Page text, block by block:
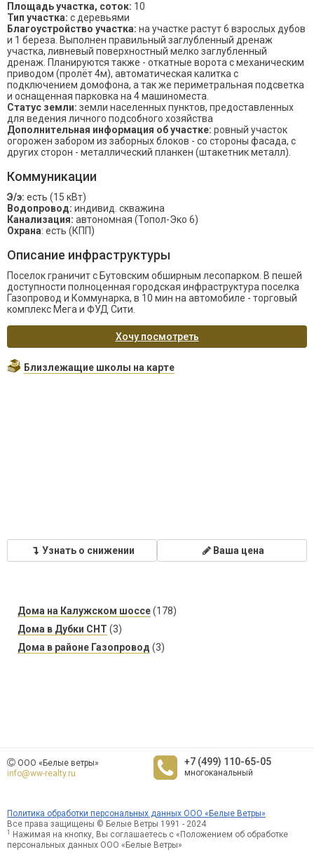
Площадь участка, соток: 10
Тип участка: с деревьями
Благоустройство участка: на участке растут 6 взрослых дубов
и 1 береза. Выполнен правильный заглубленный дренаж
участка, ливневый поверхностный мелко заглубленный
дренаж. Планируются также - откатные ворота с механическим
приводом (пролёт 4м), автоматическая калитка с
подключением домофона, а так же периметральная подсветка
и оснащенная парковка на 4 машиноместа.
Статус земли: земли населенных пунктов, предоставленных
для ведения личного подсобного хозяйства
Дополнительная информация об участке: ровный участок
огорожен забором из заборных блоков - со стороны фасада, с
других сторон - металлический планкен (штакетник металл).
Коммуникации
Э/э: есть (15 кВт)
Водопровод: индивид. скважина
Канализация: автономная (Топол-Эко 6)
Охрана: есть (КПП)
Описание инфраструктуры
Поселок граничит с Бутовским обширным лесопарком. В пешей
доступности полноценная городская инфраструктура поселка
Газопровод и Коммунарка, в 10 мин на автомобиле - торговый
комплекс Мега и ФУД Сити.
Хочу посмотреть
Близлежащие школы на карте
Узнать о снижении Ваша цена
Дома на Калужском шоссе(178)
Дома в Дубки СНТ (3)
Дома в районе Газопровод (3)
ООО «Белые ветры»
info@ww-realty.ru
+7 (499) 110-65-05
многоканальный
Политика обработки персональных данных ООО «Белые Ветры»
Все права защищены © Белые Ветры 1991 - 2024
1
Нажимая на кнопку, Вы соглашаетесь с «Положением об обработке
персональных данных ООО «Белые Ветры»